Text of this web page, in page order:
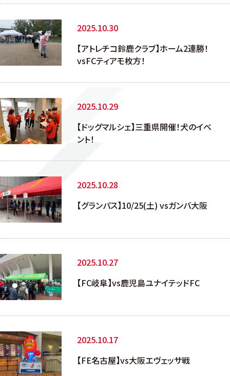
2025.10.30
【アトレチコ鈴鹿クラブ】ホーム2連勝！
vsFCティアモ枚方！
2025.10.29
【ドッグマルシェ】三重県開催！犬のイベ
ント！
2025.10.28
【グランパス】10/25(土) vsガンバ大阪
2025.10.27
【FC岐阜】vs鹿児島ユナイテッドFC
2025.10.17
【FE名古屋】vs大阪エヴェッサ戦